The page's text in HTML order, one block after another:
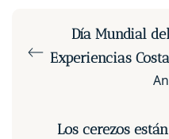
Día Mundial
Experiencias
Los cerezos